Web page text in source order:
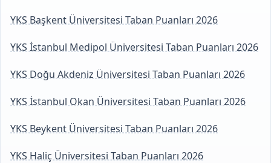
YKS Başkent Üniversitesi Taban Puanları 2026
YKS İstanbul Medipol Üniversitesi Taban Puanları 2026
YKS Doğu Akdeniz Üniversitesi Taban Puanları 2026
YKS İstanbul Okan Üniversitesi Taban Puanları 2026
YKS Beykent Üniversitesi Taban Puanları 2026
YKS Haliç Üniversitesi Taban Puanları 2026